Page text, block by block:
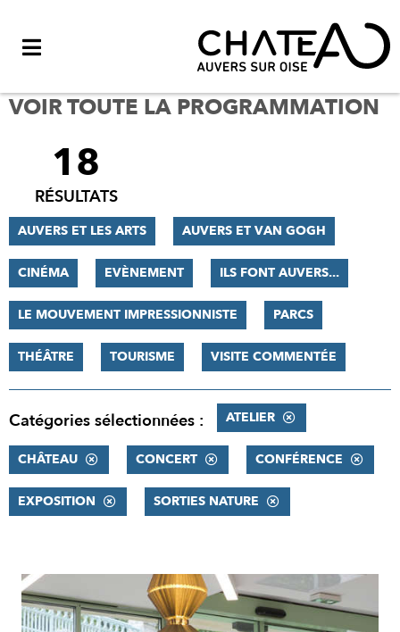
VOIR TOUTE LA PROGRAMMATION
FILTRER
RÉSULTATS
18
RÉSULTATS
AUVERS ET LES ARTS AUVERS ET VAN GOGH
CINÉMA EVÈNEMENT ILS FONT AUVERS...
LE MOUVEMENT IMPRESSIONNISTE PARCS
THÉÂTRE TOURISME VISITE COMMENTÉE
Catégories sélectionnées : ATELIER
CHÂTEAU CONCERT CONFÉRENCE
EXPOSITION SORTIES NATURE
RÉSULTATS